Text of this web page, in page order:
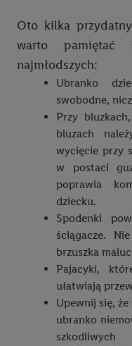
Oto kilka
warto pamiętać
najmłodszych:
Ubranko
swobodne,
Przy
bluzach
wycięcie przy
w postaci
poprawia
dziecku.
Spodenki
ściągacze.
brzuszka
Pajacyki,
ułatwiają
Upewnij się,
ubranko
utworzy konto Lidl Plus
Lidl Plus, możemy
jako
wymienionych
identyfikatora
następnie wykorzystać
identyfikator Utiq SA/
w usługach
mu spersonalizowane
partnerów
współadministratorzy
w postaci zahashowanej.
Użytkownik upoważnia
telekomunikacyjnej
usługach Lidl. Utiq
dostępna dla
tak, Utiq udostępni
który utworzy